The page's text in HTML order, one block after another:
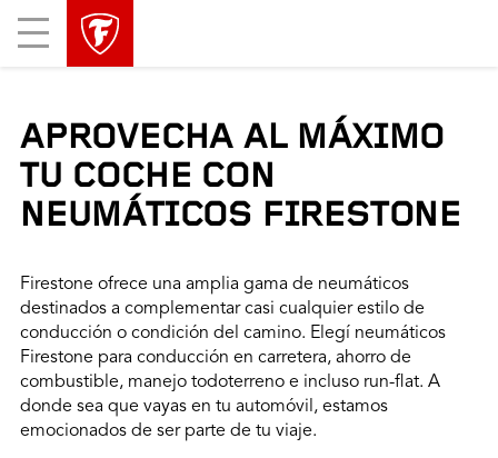
Mobile
Menu
APROVECHA AL MÁXIMO
TU COCHE CON
NEUMÁTICOS FIRESTONE
Firestone ofrece una amplia gama de neumáticos
destinados a complementar casi cualquier estilo de
conducción o condición del camino. Elegí neumáticos
Firestone para conducción en carretera, ahorro de
combustible, manejo todoterreno e incluso run-flat. A
donde sea que vayas en tu automóvil, estamos
emocionados de ser parte de tu viaje.